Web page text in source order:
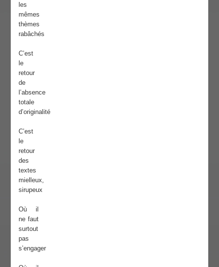
les
mêmes
thèmes
rabâchés
C’est
le
retour
de
l’absence
totale
d’originalité
C’est
le
retour
des
textes
mielleux,
sirupeux
Où il
ne faut
surtout
pas
s’engager